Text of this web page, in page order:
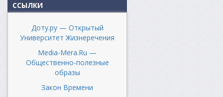
ССЫЛКИ
Доту.ру — Открытый
Университет Жизнеречения
Media-Mera.Ru —
Общественно-полезные
образы
Закон Времени